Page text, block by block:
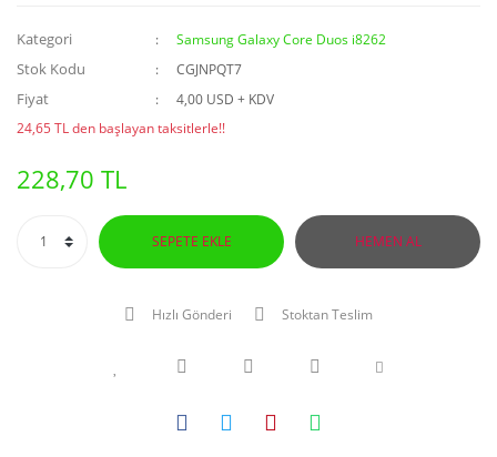
Kategori Samsung Galaxy Core Duos i8262
Stok Kodu CGJNPQT7
Fiyat
4,00 USD + KDV
24,65 TL den başlayan taksitlerle!!
228,70 TL
SEPETE EKLE HEMEN AL
Hızlı Gönderi Stoktan Teslim